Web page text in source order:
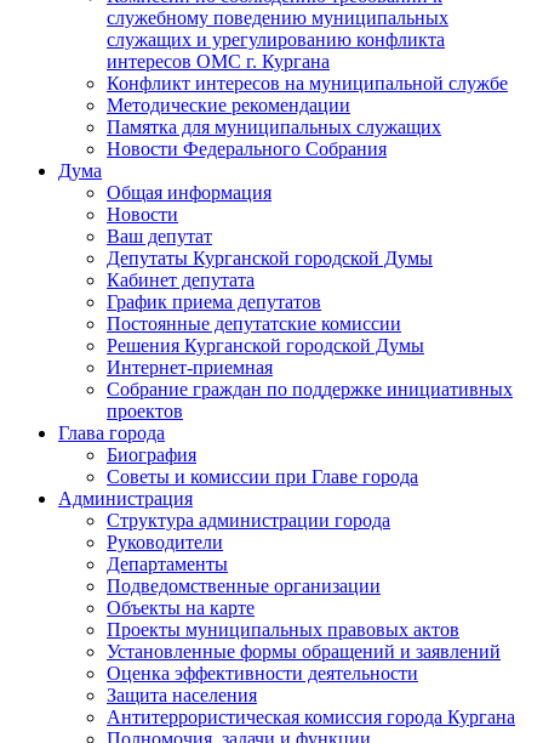
служебному поведению муниципальных
служащих и урегулированию конфликта
интересов ОМС г. Кургана
Конфликт интересов на муниципальной службе
Методические рекомендации
Памятка для муниципальных служащих
Новости Федерального Cобрания
Дума
Общая информация
Новости
Ваш депутат
Депутаты Курганской городской Думы
Кабинет депутата
График приема депутатов
Постоянные депутатские комиссии
Решения Курганской городской Думы
Интернет-приемная
Собрание граждан по поддержке инициативных
проектов
Глава города
Биография
Советы и комиссии при Главе города
Администрация
Структура администрации города
Руководители
Департаменты
Подведомственные организации
Объекты на карте
Проекты муниципальных правовых актов
Установленные формы обращений и заявлений
Оценка эффективности деятельности
Защита населения
Антитеррористическая комиссия города Кургана
Полномочия, задачи и функции